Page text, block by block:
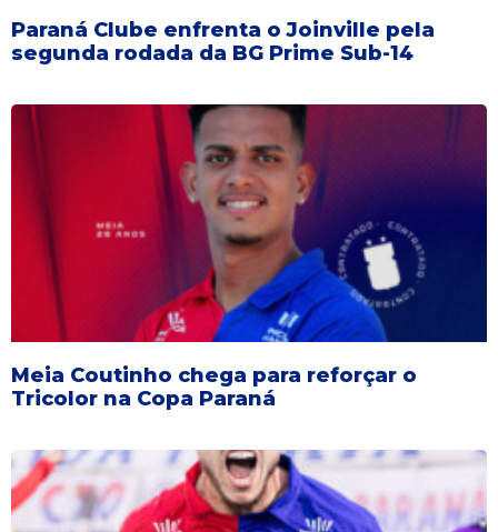
Paraná Clube enfrenta o Joinville pela
segunda rodada da BG Prime Sub-14
Meia Coutinho chega para reforçar o
Tricolor na Copa Paraná